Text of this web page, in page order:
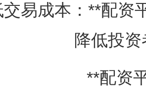
易成本：**配资
降低投
**配资